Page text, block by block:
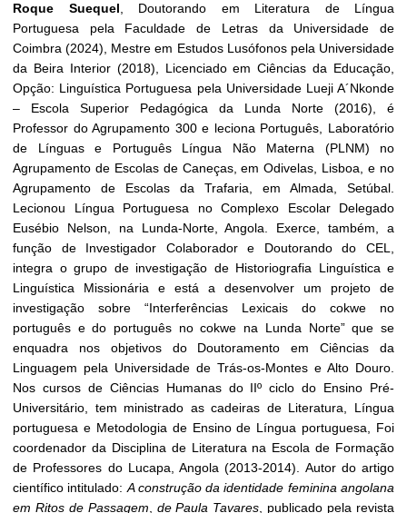
Roque Suequel, Doutorando em Literatura de Língua
Portuguesa pela Faculdade de Letras da Universidade de
Coimbra (2024), Mestre em Estudos Lusófonos pela Universidade
da Beira Interior (2018), Licenciado em Ciências da Educação,
Opção: Linguística Portuguesa pela Universidade Lueji A´Nkonde
– Escola Superior Pedagógica da Lunda Norte (2016), é
Professor do Agrupamento 300 e leciona Português, Laboratório
de Línguas e Português Língua Não Materna (PLNM) no
Agrupamento de Escolas de Caneças, em Odivelas, Lisboa, e no
Agrupamento de Escolas da Trafaria, em Almada, Setúbal.
Lecionou Língua Portuguesa no Complexo Escolar Delegado
Eusébio Nelson, na Lunda-Norte, Angola. Exerce, também, a
função de Investigador Colaborador e Doutorando do CEL,
integra o grupo de investigação de Historiografia Linguística e
Linguística Missionária e está a desenvolver um projeto de
investigação sobre “Interferências Lexicais do cokwe no
português e do português no cokwe na Lunda Norte” que se
enquadra nos objetivos do Doutoramento em Ciências da
Linguagem pela Universidade de Trás-os-Montes e Alto Douro.
Nos cursos de Ciências Humanas do IIº ciclo do Ensino Pré-
Universitário, tem ministrado as cadeiras de Literatura, Língua
portuguesa e Metodologia de Ensino de Língua portuguesa, Foi
coordenador da Disciplina de Literatura na Escola de Formação
de Professores do Lucapa, Angola (2013-2014). Autor do artigo
científico intitulado:A construção da identidade feminina angolana
em Ritos de Passagem, de Paula Tavares, publicado pela revista